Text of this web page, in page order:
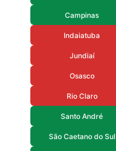
Campinas
Indaiatuba
Jundiaí
Osasco
Rio Claro
Santo André
São Caetano do Sul